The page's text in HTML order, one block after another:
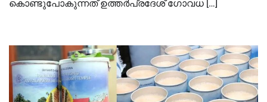
കൊണ്ടുപോകുന്നത് ഉത്തർപ്രദേശ് ഗോവധ […]